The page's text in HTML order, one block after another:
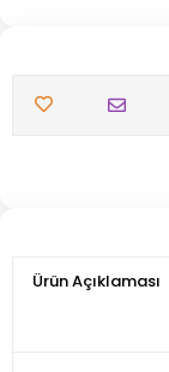
Ürün Açıklaması